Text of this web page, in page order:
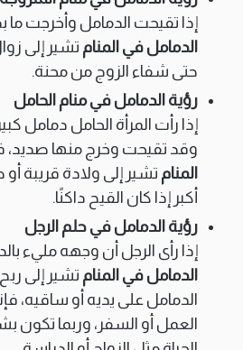
إذا تقيحت الدمامل وأخرجت ما
الدمامل في المنام تشير إلى
حتى شفاء الزوج من محنة.
رؤية الدمامل في منام الحامل
إذا رأت المرأة الحامل دمامل
وقد تقيحت وخرج منها صديد،
المنام تشير إلى ولادة قريبة
أكبر إذا كان القيح داكنًا.
رؤية الدمامل في حلم الرجل
إذا رأى الرجل أن وجهه مليء
الدمامل في المنام تشير إلى
الدمامل على يديه أو ساقيه،
العمل أو السفر، وربما تكون